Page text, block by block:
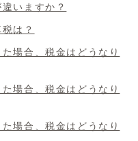
いますか？
は？
場合、税金はどうなり
場合、税金はどうなり
場合、税金はどうなり